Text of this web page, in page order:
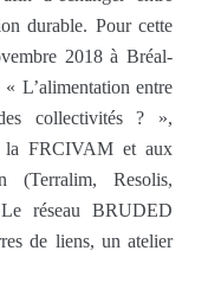
durable. Pour cette
2018 à Bréal-
L’alimentation entre
collectivités ? »,
la FRCIVAM et aux
(Terralim, Resolis,
réseau BRUDED
de liens, un atelier